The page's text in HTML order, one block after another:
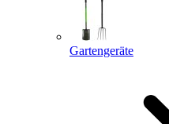
Gartengeräte